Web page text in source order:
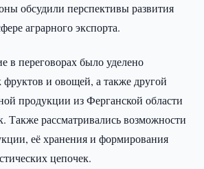
обсудили перспективы развития
аграрного экспорта.
в переговорах было уделено
фруктов и овощей, а также другой
продукции из Ферганской области
Также рассматривались возможности
её хранения и формирования
цепочек.